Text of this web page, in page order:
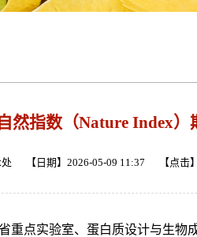
然指数（Nature Index）
处 【日期】2026-05-09 11:37 【点击】
点实验室、蛋白质设计与生